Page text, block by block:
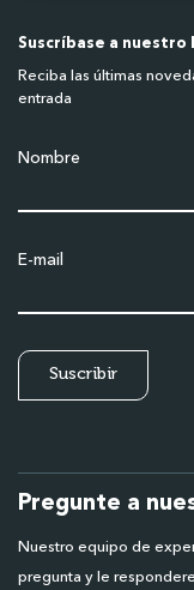
Suscríbase a
Reciba las últimas
entrada
Nombre
E-mail
Pregunte a
Nuestro equipo de
pregunta y le